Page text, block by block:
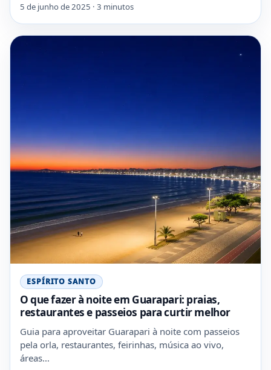
5 de junho de 2025 · 3 minutos
ESPÍRITO SANTO
O que fazer à noite em Guarapari: praias,
restaurantes e passeios para curtir melhor
Guia para aproveitar Guarapari à noite com passeios
pela orla, restaurantes, feirinhas, música ao vivo,
áreas…